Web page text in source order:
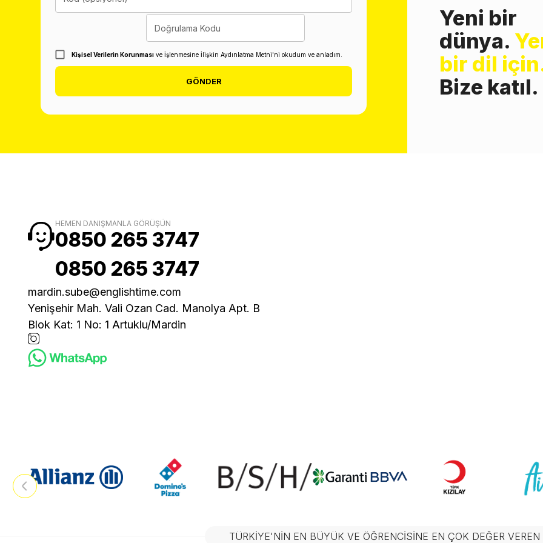
Doğrulama Kodu
Kişisel Verilerin Korunması ve İşlenmesine İlişkin Aydınlatma Metni'ni okudum ve anladım.
GÖNDER
Yeni bir
dünya.
bir dil
Bize katıl.
HEMEN DANIŞMANLA GÖRÜŞÜN
0850 265 3747
0850 265 3747
mardin.sube@englishtime.com
Yenişehir Mah. Vali Ozan Cad. Manolya Apt. B
Blok Kat: 1 No: 1 Artuklu/Mardin
TÜRKIYE'NIN EN BÜYÜK VE ÖĞRENCISINE EN ÇOK DEĞER